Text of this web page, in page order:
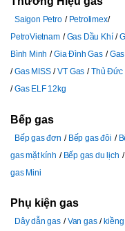
Saigon Petro
Petrolimex
PetroVietnam
Gas Dầu Khí
Bình Minh
Gia Đình Gas
Gas MISS
VT Gas
Thủ Đức
Gas ELF 12kg
Bếp gas
Bếp gas đơn Bếp gas đôi
gas mặt kính
Bếp gas du lịch
gas Mini
Phụ kiện gas
Dây dẫn gas Van gas